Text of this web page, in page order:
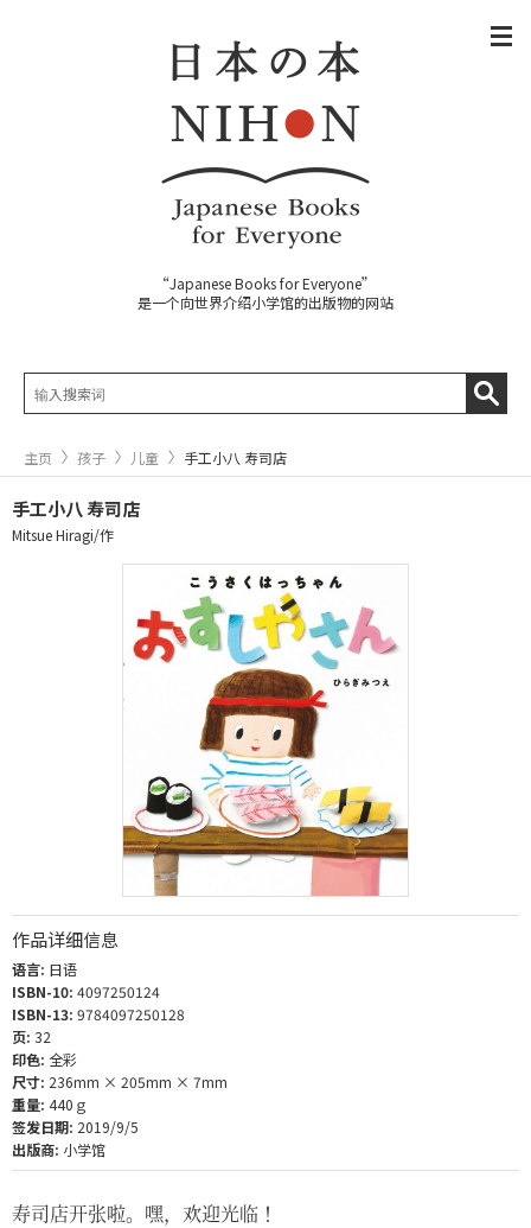
“Japanese Books for Everyone”
是一个向世界介绍小学馆的出版物的网站
主页 孩子 儿童 手工小八 寿司店
手工小八 寿司店
Mitsue Hiragi/作
作品详细信息
语言: 日语
ISBN-10: 4097250124
ISBN-13: 9784097250128
页: 32
印色: 全彩
尺寸: 236mm × 205mm × 7mm
重量: 440ｇ
签发日期: 2019/9/5
出版商: 小学馆
寿司店开张啦。嘿，欢迎光临！